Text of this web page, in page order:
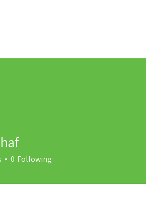
0 Following